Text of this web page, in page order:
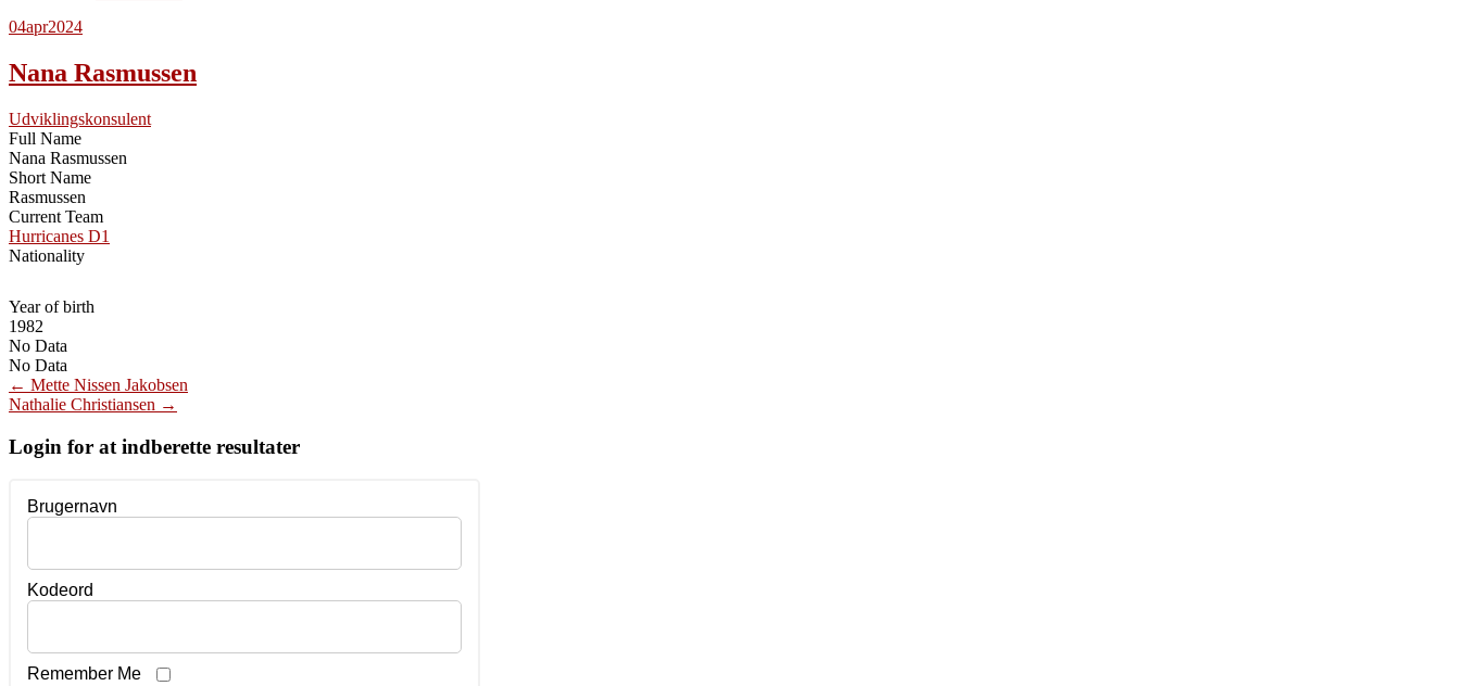
04apr2024
Nana Rasmussen
Udviklingskonsulent
Full Name
Nana Rasmussen
Short Name
Rasmussen
Current Team
Hurricanes D1
Nationality
Year of birth
1982
No Data
No Data
Post
navigation
← Mette Nissen Jakobsen
Nathalie Christiansen →
Login for at indberette resultater
Brugernavn
Kodeord
Remember Me